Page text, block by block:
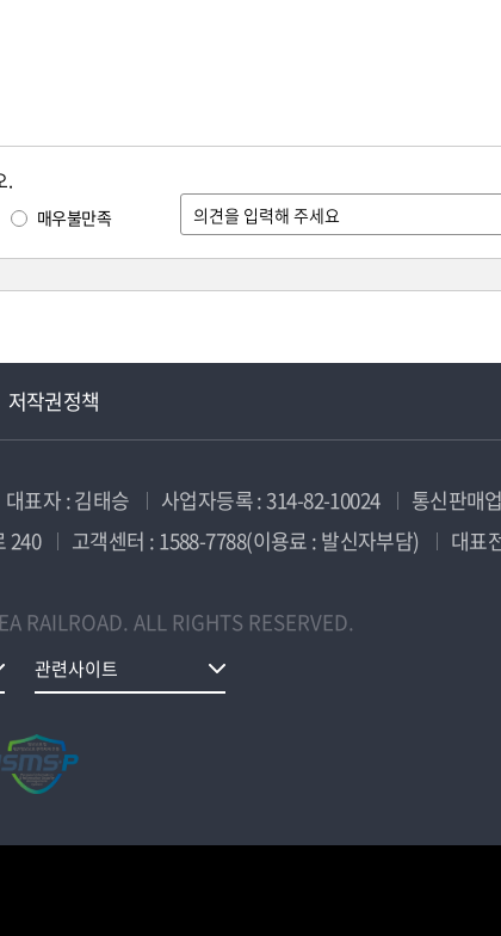
.
매우불만족
저작권정책
대표자 : 김태승 사업자등록 : 314-82-10024
통신판매
240
고객센터 : 1588-7788(이용료 : 발신자부담)
대표
RAILROAD. ALL RIGHTS RESERVED.
관련사이트